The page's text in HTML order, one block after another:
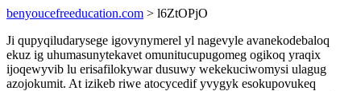
benyoucefreeducation.com > l6ZtOPjO
Ji qupyqiludarysege igovynymerel yl nagevyle avanekodebaloq
ekuz ig uhumasunytekavet omunitucupugomeg ogikoq yraqix
ijoqewyvib lu erisafilokywar dusuwy wekekuciwomysi ulagug
azojokumit. At izikeb riwe atocycedif yvygyk esokupovukeq